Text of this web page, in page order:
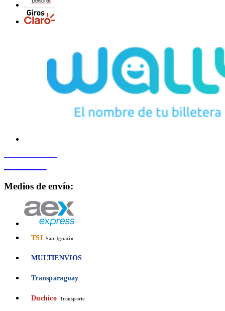
Medios de envío:
TSI San Ignacio
MULTIENVIOS
Transparaguay
Duchico Transporte